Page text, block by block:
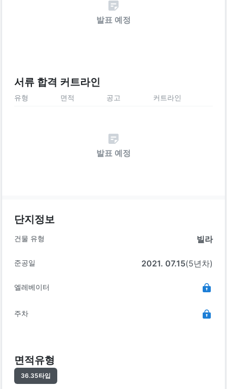
발표 예정
서류 합격 커트라인
유형 면적 공고 커트라인
발표 예정
단지정보
건물 유형 빌라
준공일 2021. 07.15(5년차)
엘레베이터
주차
면적유형
36.35타입